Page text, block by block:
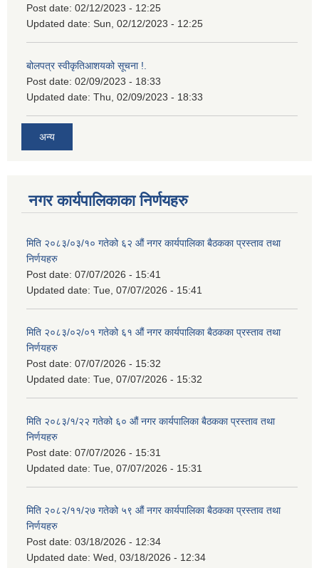
Post date: 02/12/2023 - 12:25
Updated date: Sun, 02/12/2023 - 12:25
बोलपत्र स्वीकृतिआशयको सूचना !.
Post date: 02/09/2023 - 18:33
Updated date: Thu, 02/09/2023 - 18:33
अन्य
नगर कार्यपालिकाका निर्णयहरु
मिति २०८३/०३/१० गतेको ६२ औं नगर कार्यपालिका बैठकका प्रस्ताव तथा
निर्णयहरु
Post date: 07/07/2026 - 15:41
Updated date: Tue, 07/07/2026 - 15:41
मिति २०८३/०२/०१ गतेको ६१ औं नगर कार्यपालिका बैठकका प्रस्ताव तथा
निर्णयहरु
Post date: 07/07/2026 - 15:32
Updated date: Tue, 07/07/2026 - 15:32
मिति २०८३/१/२२ गतेको ६० औं नगर कार्यपालिका बैठकका प्रस्ताव तथा
निर्णयहरु
Post date: 07/07/2026 - 15:31
Updated date: Tue, 07/07/2026 - 15:31
मिति २०८२/११/२७ गतेको ५९ औं नगर कार्यपालिका बैठकका प्रस्ताव तथा
निर्णयहरु
Post date: 03/18/2026 - 12:34
Updated date: Wed, 03/18/2026 - 12:34